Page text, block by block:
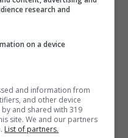
porta è motivata
predisposizione
di 21 tiri in
indirizzati nello
dai difetti del
research and
on a device
and information from
and other device
and shared with 319
site. We and our partners
List of partners.